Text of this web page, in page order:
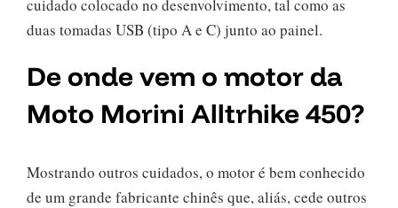
cuidado colocado no desenvolvimento, tal como as
duas tomadas USB (tipo A e C) junto ao painel.
De onde vem o motor da
Moto Morini Alltrhike 450?
Mostrando outros cuidados, o motor é bem conhecido
de um grande fabricante chinês que, aliás, cede outros